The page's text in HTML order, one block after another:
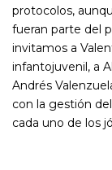
protocolos,
fueran parte del
invitamos a
infantojuvenil, a
Andrés
con la gestión
cada uno de los